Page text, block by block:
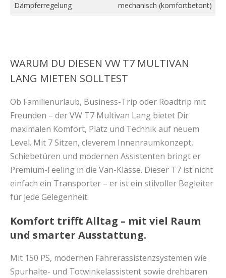
Dämpferregelung
mechanisch (komfortbetont)
WARUM DU DIESEN VW T7 MULTIVAN
LANG MIETEN SOLLTEST
Ob Familienurlaub, Business-Trip oder Roadtrip mit
Freunden – der VW T7 Multivan Lang bietet Dir
maximalen Komfort, Platz und Technik auf neuem
Level. Mit 7 Sitzen, cleverem Innenraumkonzept,
Schiebetüren und modernen Assistenten bringt er
Premium-Feeling in die Van-Klasse. Dieser T7 ist nicht
einfach ein Transporter – er ist ein stilvoller Begleiter
für jede Gelegenheit.
Komfort trifft Alltag – mit viel Raum
und smarter Ausstattung.
Mit 150 PS, modernen Fahrerassistenzsystemen wie
Spurhalte- und Totwinkelassistent sowie drehbaren